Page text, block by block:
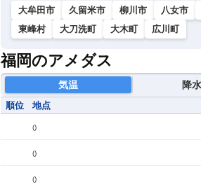
大牟田市 久留米市 柳川市 八女市
東峰村
大刀洗町 大木町 広川町
福岡のアメダス
気温 降
順位 地点
()
()
()